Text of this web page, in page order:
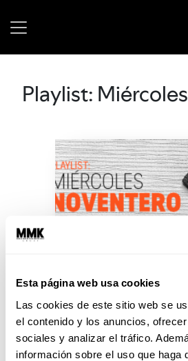
Esta página web usa cookies
Las cookies de este sitio web se
el contenido y los anuncios,
sociales y analizar el tráfico.
información sobre el uso que haga
Playlist:
Playlist: Miércoles